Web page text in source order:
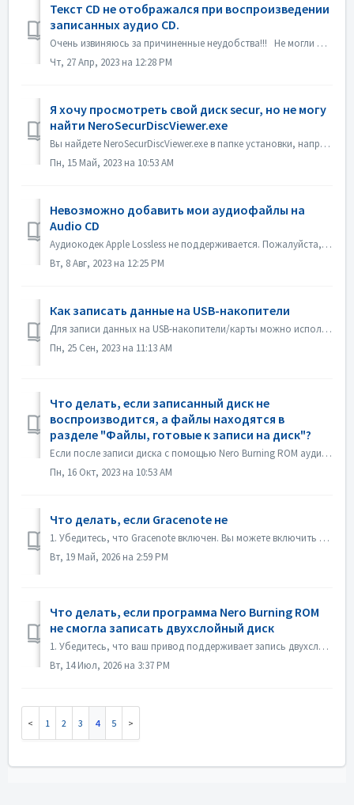
Текст CD не отображался при воспроизведении
записанных аудио CD.
Очень извиняюсь за причиненные неудобства!!! Не могли бы вы воспроизвести диск с помощью Nero MediaHome и проверить метаданные? Ваши проигрыватели должны ...
Чт, 27 Апр, 2023 на 12:28 PM
Я хочу просмотреть свой диск secur, но не могу
найти NeroSecurDiscViewer.exe
Вы найдете NeroSecurDiscViewer.exe в папке установки, например: C:\Programs (x86)\Nero\Nero 2023\Nero Burning ROM\SecurDisc На диске также должен быть файл...
Пн, 15 Май, 2023 на 10:53 AM
Невозможно добавить мои аудиофайлы на
Audio CD
Аудиокодек Apple Lossless не поддерживается. Пожалуйста, проверьте аудиокодек ваших файлов. Или пришлите его нам для проверки.
Вт, 8 Авг, 2023 на 12:25 PM
Как записать данные на USB-накопители
Для записи данных на USB-накопители/карты можно использовать программы Nero Burning ROM и Nero USBxCOPY. В программе Nero Burning ROM в разделе "USB-на...
Пн, 25 Сен, 2023 на 11:13 AM
Что делать, если записанный диск не
воспроизводится, а файлы находятся в
разделе "Файлы, готовые к записи на диск"?
Если после записи диска с помощью Nero Burning ROM аудио CD не воспроизводится CD-плеером, откройте диск в проводнике Windows и проверьте файлы. Если все...
Пн, 16 Окт, 2023 на 10:53 AM
Что делать, если Gracenote не
1. Убедитесь, что Gracenote включен. Вы можете включить его в меню «Файл->Настройки->База данных», установив флажок «Включить доступ к онлайн-базе дан...
Вт, 19 Май, 2026 на 2:59 PM
Что делать, если программа Nero Burning ROM
не смогла записать двухслойный диск
1. Убедитесь, что ваш привод поддерживает запись двухслойных дисков. 2. Уменьшите скорость записи: запись на высокой скорости может привести к сбою при...
Вт, 14 Июл, 2026 на 3:37 PM
1 2 3 4 5